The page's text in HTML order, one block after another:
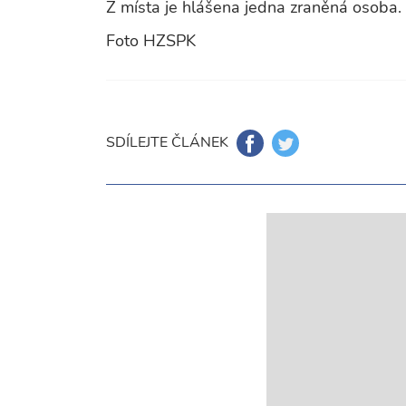
Z místa je hlášena jedna zraněná osoba.
Foto HZSPK
SDÍLEJTE ČLÁNEK